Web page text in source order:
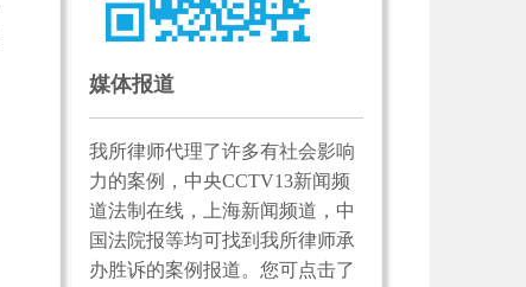
媒体报道
我所律师代理了许多有社会影响
力的案例，中央CCTV13新闻频
道法制在线，上海新闻频道，中
国法院报等均可找到我所律师承
办胜诉的案例报道。您可点击了